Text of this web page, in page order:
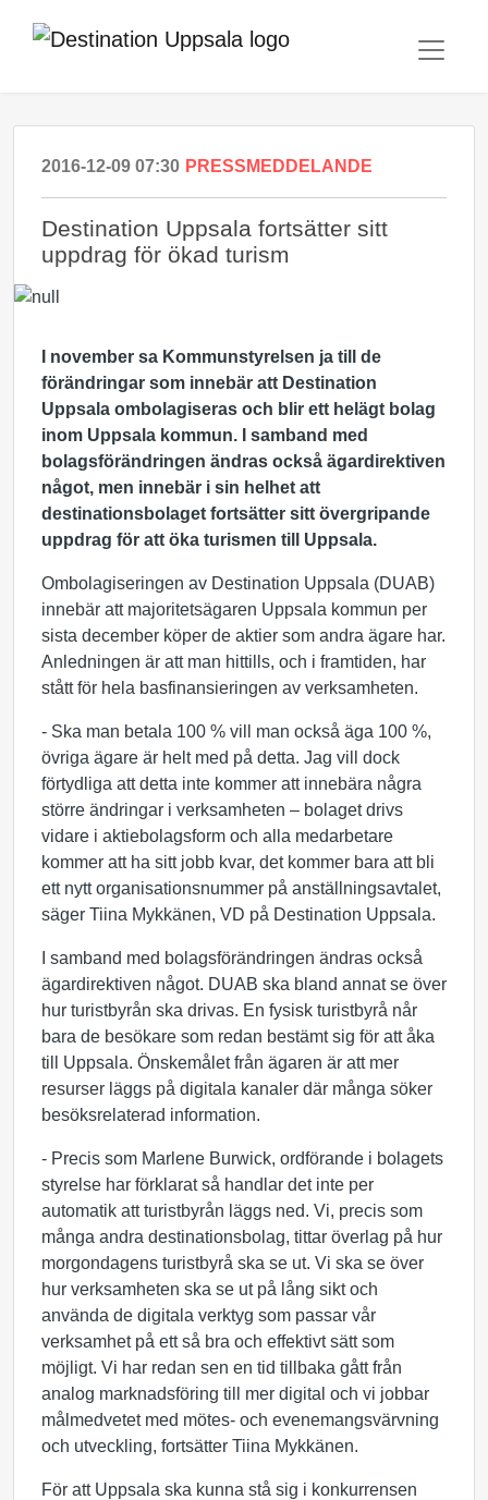
2016-12-09 07:30 PRESSMEDDELANDE
Destination Uppsala fortsätter sitt
uppdrag för ökad turism
I november sa Kommunstyrelsen ja till de
förändringar som innebär att Destination
Uppsala ombolagiseras och blir ett helägt bolag
inom Uppsala kommun. I samband med
bolagsförändringen ändras också ägardirektiven
något, men innebär i sin helhet att
destinationsbolaget fortsätter sitt övergripande
uppdrag för att öka turismen till Uppsala.
Ombolagiseringen av Destination Uppsala (DUAB)
innebär att majoritetsägaren Uppsala kommun per
sista december köper de aktier som andra ägare har.
Anledningen är att man hittills, och i framtiden, har
stått för hela basfinansieringen av verksamheten.
- Ska man betala 100 % vill man också äga 100 %,
övriga ägare är helt med på detta. Jag vill dock
förtydliga att detta inte kommer att innebära några
större ändringar i verksamheten – bolaget drivs
vidare i aktiebolagsform och alla medarbetare
kommer att ha sitt jobb kvar, det kommer bara att bli
ett nytt organisationsnummer på anställningsavtalet,
säger Tiina Mykkänen, VD på Destination Uppsala.
I samband med bolagsförändringen ändras också
ägardirektiven något. DUAB ska bland annat se över
hur turistbyrån ska drivas. En fysisk turistbyrå når
bara de besökare som redan bestämt sig för att åka
till Uppsala. Önskemålet från ägaren är att mer
resurser läggs på digitala kanaler där många söker
besöksrelaterad information.
- Precis som Marlene Burwick, ordförande i bolagets
styrelse har förklarat så handlar det inte per
automatik att turistbyrån läggs ned. Vi, precis som
många andra destinationsbolag, tittar överlag på hur
morgondagens turistbyrå ska se ut. Vi ska se över
hur verksamheten ska se ut på lång sikt och
använda de digitala verktyg som passar vår
verksamhet på ett så bra och effektivt sätt som
möjligt. Vi har redan sen en tid tillbaka gått från
analog marknadsföring till mer digital och vi jobbar
målmedvetet med mötes- och evenemangsvärvning
och utveckling, fortsätter Tiina Mykkänen.
För att Uppsala ska kunna stå sig i konkurrensen